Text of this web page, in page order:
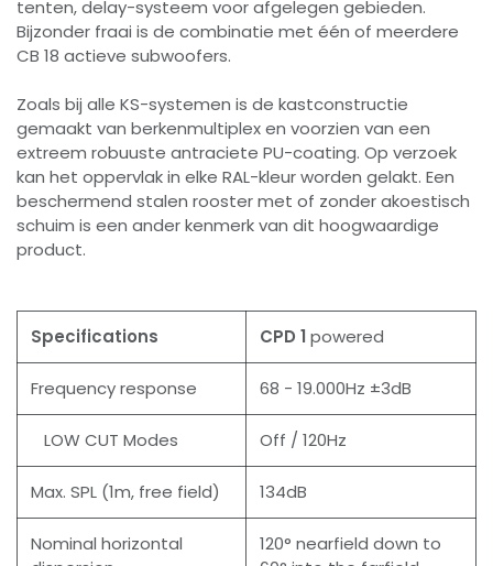
tenten, delay-systeem voor afgelegen gebieden.
Bijzonder fraai is de combinatie met één of meerdere
CB 18 actieve subwoofers.
Zoals bij alle KS-systemen is de kastconstructie
gemaakt van berkenmultiplex en voorzien van een
extreem robuuste antraciete PU-coating. Op verzoek
kan het oppervlak in elke RAL-kleur worden gelakt. Een
beschermend stalen rooster met of zonder akoestisch
schuim is een ander kenmerk van dit hoogwaardige
product.
Specifications CPD 1powered
Frequency response 68 - 19.000Hz ±3dB
LOW CUT Modes Off / 120Hz
Max. SPL (1m, free field) 134dB
Nominal horizontal
120° nearfield down to